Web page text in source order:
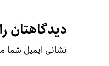
دیدگاهتان
نشانی ایمیل شما